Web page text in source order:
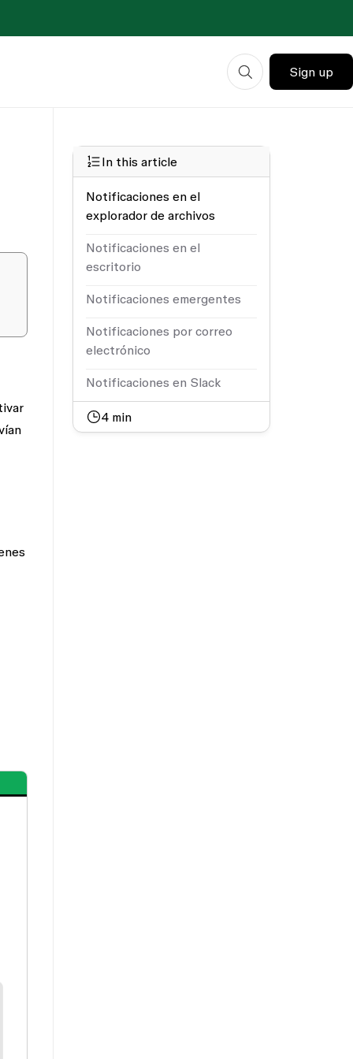
Sign up
In this article
Notificaciones en el
explorador de archivos
Notificaciones en el
escritorio
Notificaciones emergentes
Notificaciones por correo
electrónico
Notificaciones en Slack
4 min